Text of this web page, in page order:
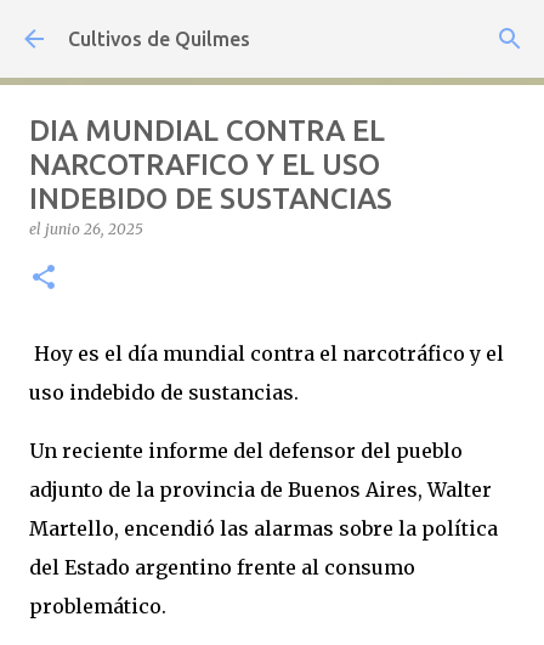
Ir al contenido principal
Cultivos de Quilmes
DIA MUNDIAL CONTRA EL
NARCOTRAFICO Y EL USO
INDEBIDO DE SUSTANCIAS
el junio 26, 2025
Hoy es el día mundial contra el narcotráfico y el
uso indebido de sustancias.
Un reciente informe del defensor del pueblo
adjunto de la provincia de Buenos Aires, Walter
Martello, encendió las alarmas sobre la política
del Estado argentino frente al consumo
problemático.